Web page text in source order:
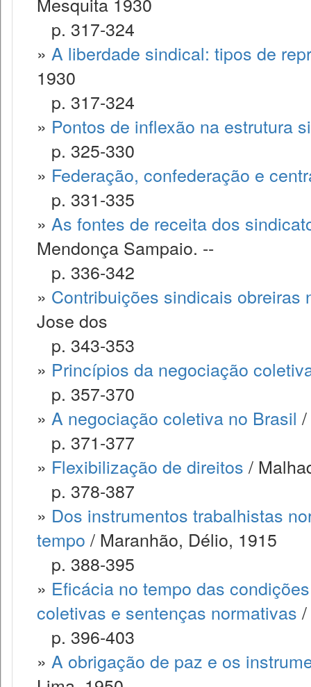
p. 317-324
» A liberdade sindical: tipos de
1930
p. 317-324
» Pontos de inflexão na estrutura
p. 325-330
» Federação, confederação e
p. 331-335
» As fontes de receita dos
Mendonça Sampaio. --
p. 336-342
» Contribuições sindicais obreiras
Jose dos
p. 343-353
» Princípios da negociação
p. 357-370
» A negociação coletiva no Brasil
p. 371-377
» Flexibilização de direitos /
p. 378-387
» Dos instrumentos trabalhistas
tempo / Maranhão, Délio, 1915
p. 388-395
» Eficácia no tempo das
coletivas e sentenças normativas
p. 396-403
» A obrigação de paz e os